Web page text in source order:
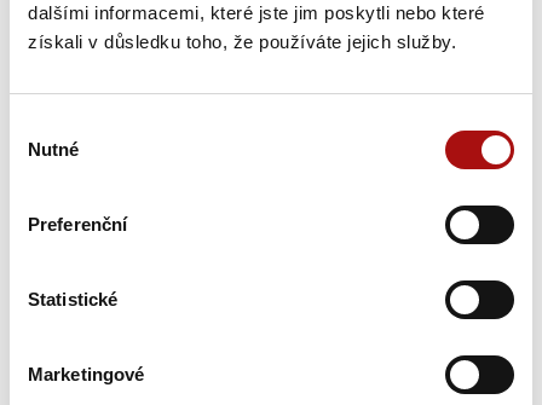
dalšími informacemi, které jste jim poskytli nebo které
získali v důsledku toho, že používáte jejich služby.
souhlasu
Nutné
Preferenční
Statistické
Marketingové
Šampionem Národní soutěže vín v Čechách
se stal Ryzlink rýnský z Mělníka